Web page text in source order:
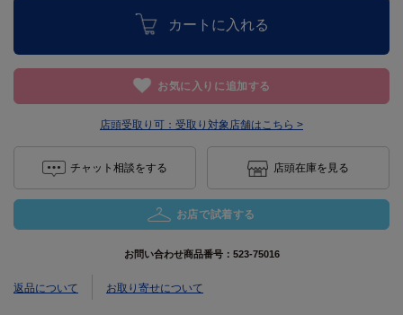
カートに入れる
お気に入りに追加する
店頭受取り可： 受取り対象店舗はこちら >
チャット相談をする 店頭在庫を見る
お店で試着する
お問い合わせ商品番号： 523-75016
返品について お取り寄せについて